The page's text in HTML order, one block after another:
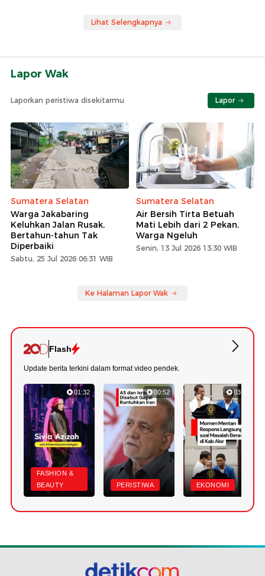
Lihat Selengkapnya
Lapor Wak
Laporkan peristiwa disekitarmu Lapor
Sumatera Selatan
Warga Jakabaring
Keluhkan Jalan Rusak,
Bertahun-tahun Tak
Diperbaiki
Sabtu, 25 Jul 2026 06:31 WIB
Sumatera Selatan
Air Bersih Tirta Betuah
Mati Lebih dari 2 Pekan,
Warga Ngeluh
Senin, 13 Jul 2026 13:30 WIB
Ke Halaman Lapor Wak
Flash
Update berita terkini dalam format video pendek.
01:32
FASHION &
BEAUTY
00:52
PERISTIWA
03:22
EKONOMI